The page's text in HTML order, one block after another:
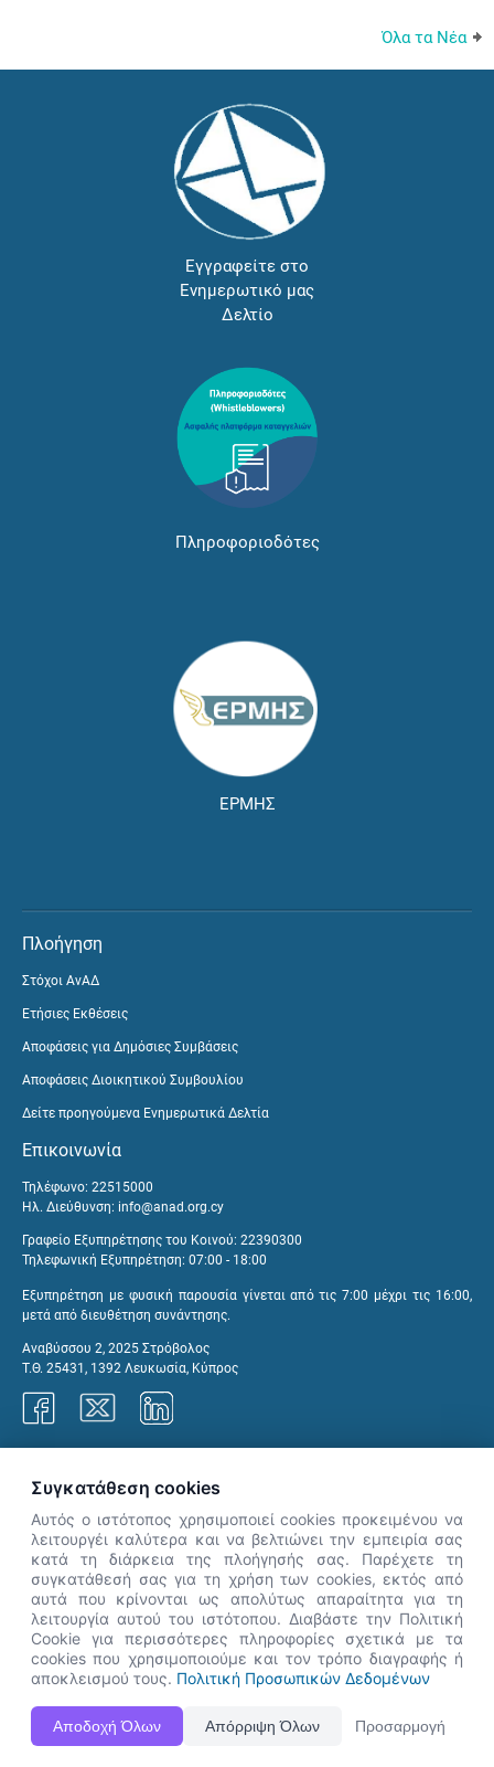
Όλα τα Νέα
Εγγραφείτε στο
Ενημερωτικό μας
Δελτίο
Πληροφοριοδότες
ΕΡΜΗΣ
Πλοήγηση
Στόχοι ΑνΑΔ
Ετήσιες Εκθέσεις
Αποφάσεις για Δημόσιες Συμβάσεις
Αποφάσεις Διοικητικού Συμβουλίου
Δείτε προηγούμενα Ενημερωτικά Δελτία
Επικοινωνία
Τηλέφωνο: 22515000
Ηλ. Διεύθυνση: info@anad.org.cy
Γραφείο Εξυπηρέτησης του Κοινού: 22390300
Τηλεφωνική Εξυπηρέτηση: 07:00 - 18:00
Εξυπηρέτηση με φυσική παρουσία γίνεται από τις 7:00 μέχρι τις 16:00,
μετά από διευθέτηση συνάντησης.
Αναβύσσου 2, 2025 Στρόβολος
Τ.Θ. 25431, 1392 Λευκωσία, Κύπρος
Η Ιστοσελίδα ΑνΑΔ είναι πλήρως συμβατή με τις νεότερες εκδόσεις, Google Chrome, Mozilla Firefox,
Apple Safari καθώς και Internet Explorer.
👋 Καλώς ήρθες! Είμαι η Νόησις.
Πες μου πώς μπορώ να σε βοηθήσω
σήμερα.
Συγκατάθεση cookies
Αυτός ο ιστότοπος χρησιμοποιεί cookies προκειμένου να
λειτουργέι καλύτερα και να βελτιώνει την εμπειρία σας
κατά τη διάρκεια της πλοήγησής σας. Παρέχετε τη
συγκατάθεσή σας για τη χρήση των cookies, εκτός από
αυτά που κρίνονται ως απολύτως απαραίτητα για τη
λειτουργία αυτού του ιστότοπου. Διαβάστε την Πολιτική
Cookie για περισσότερες πληροφορίες σχετικά με τα
cookies που χρησιμοποιούμε και τον τρόπο διαγραφής ή
αποκλεισμού τους. Πολιτική Προσωπικών Δεδομένων
Αποδοχή Όλων Απόρριψη Όλων Προσαρμογή